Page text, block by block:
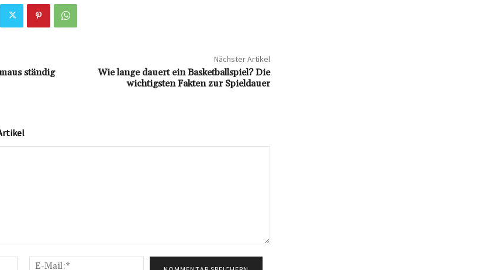
ständig
Nächster Artikel
Wie lange dauert ein Basketballspiel? Die
wichtigsten Fakten zur Spieldauer
Name:*